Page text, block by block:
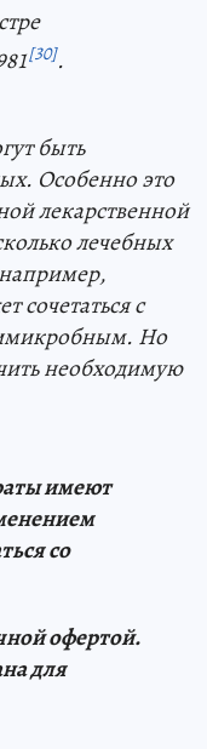
[30].
быть
Особенно это
лекарственной
лечебных
сочетаться с
Но
необходимую
имеют
со
офертой.
для